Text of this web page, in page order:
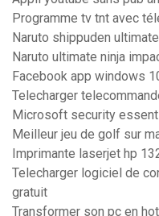
Programme tv tnt avec
Naruto shippuden
Naruto ultimate ninja
Facebook app windows
Telecharger
Microsoft security
Meilleur jeu de golf sur
Imprimante laserjet hp
Telecharger logiciel de
gratuit
Transformer son pc en